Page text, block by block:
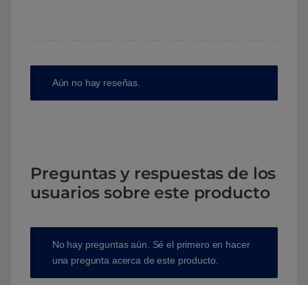
Aún no hay reseñas.
Preguntas y respuestas de los
usuarios sobre este producto
No hay preguntas aún. Sé el primero en hacer
una pregunta acerca de este producto.